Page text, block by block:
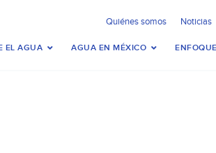
Quiénes somos Noticias
EL AGUA AGUA EN MÉXICO